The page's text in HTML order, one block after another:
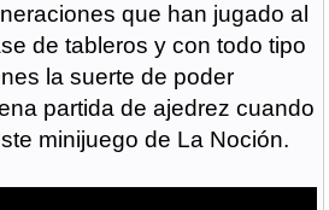
que han jugado al
de tableros y con todo tipo
la suerte de poder
partida de ajedrez cuando
minijuego de La Noción.